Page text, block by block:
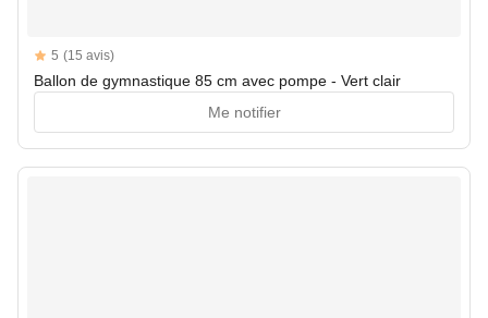
Reviews
5 out of 5 stars
5 (15 avis)
Ballon de gymnastique 85 cm avec pompe - Vert clair
Me notifier